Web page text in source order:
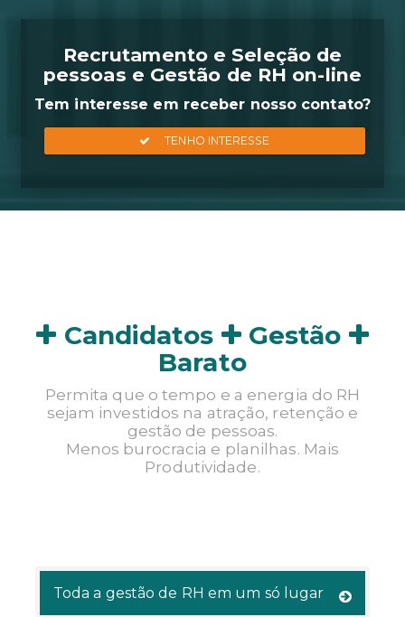
clique, agendamento on-line de
entrevistas, acompanhamento
processos centralizado e muito
TENHO INTERESSE
Candidatos
Gestão
Barato
Permita que o tempo e a energia do RH
sejam investidos na atração, retenção e
gestão de pessoas.
Menos burocracia e planilhas. Mais
Produtividade.
Toda a gestão de RH em um só lugar